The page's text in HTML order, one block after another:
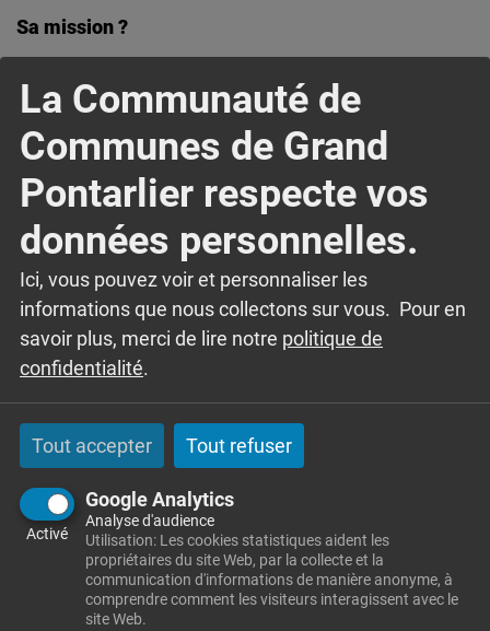
La Communauté de
Communes de Grand
Pontarlier respecte vos
données personnelles.
Ici, vous pouvez voir et personnaliser les
informations que nous collectons sur vous. Pour en
savoir plus, merci de lire notre politique de
confidentialité.
Tout accepter Tout refuser
Google Analytics
Activé
Analyse d'audience
Utilisation: Les cookies statistiques aident les
propriétaires du site Web, par la collecte et la
communication d'informations de manière anonyme, à
comprendre comment les visiteurs interagissent avec le
site Web.
Sa mission ?
gratuitementles particuliers,
professionnels et collectivités, en
devenant un centre de ressources unique
en matière d’habitat dans le département.
La Maison de l’habitat du Doubs réunit des
experts compétents qui travaillent en
étroite relation pour garantir aux
particuliers une réponse complète,
objective et qualitative.
Les conseillers répondent à toutes les
questions d’ordre juridique, financière ou
fiscale et informent sur les droits et
devoirs des propriétaires, copropriétaires
ou locataires.
particuliers dans leurs
construction, de rénovation ou
d’aménagement intérieur et extérieur
les aident à définir un programme
cohérent avec leurs envies, leur mode de